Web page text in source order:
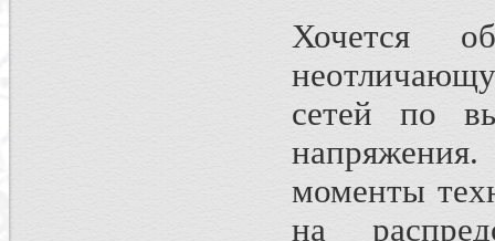
Хочется
сетей по
моменты
на